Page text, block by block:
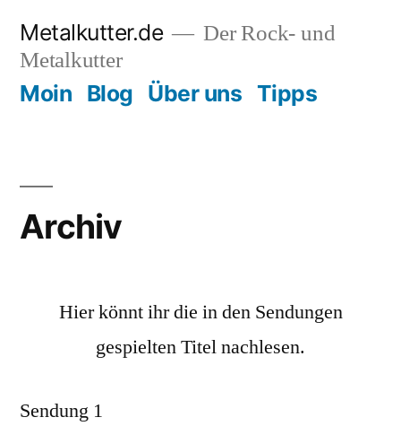
Inhalt
springen
Metalkutter.de
Der Rock- und
Metalkutter
Moin Blog Über uns Tipps
Archiv
Hier könnt ihr die in den Sendungen
gespielten Titel nachlesen.
Sendung 1